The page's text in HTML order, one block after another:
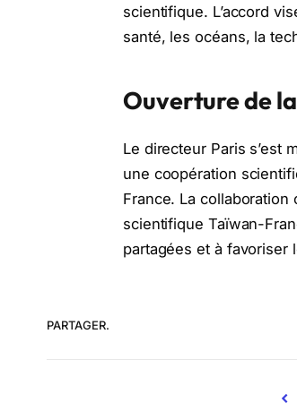
scientifique. L’accord
santé, les océans, la
Ouverture de
Le directeur Paris s’est
une coopération
France. La
scientifique Taïwan-
partagées et à favoriser
PARTAGER.